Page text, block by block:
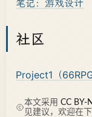
笔记：游戏设计
社区
Project1（66RPG
本文采用 CC BY-
见建议，欢迎在